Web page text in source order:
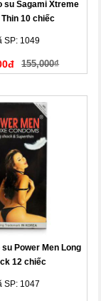
su Sagami Xtreme
10 chiếc
SP: 1049
155,000₫
su Power Men Long
12 chiếc
SP: 1047